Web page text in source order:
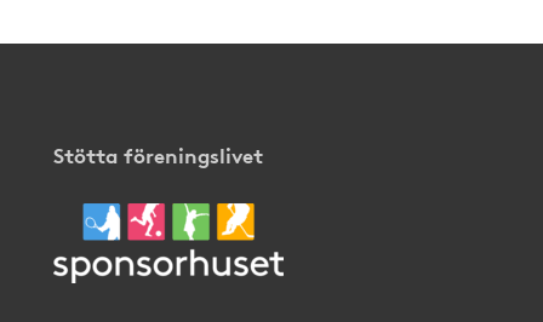
Stötta föreningslivet